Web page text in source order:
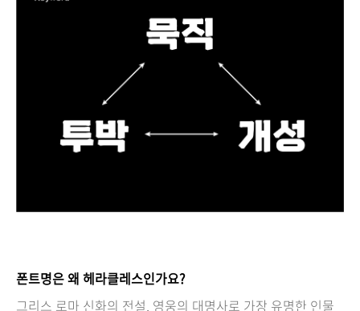
폰트명은 왜 헤라클레스인가요?
그리스 로마 신화의 전설, 영웅의 대명사로 가장 유명한 인물